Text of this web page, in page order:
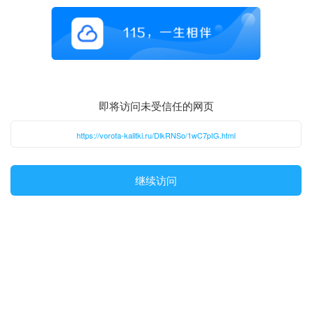
即将访问未受信任的网页
https://vorota-kalitki.ru/DlkRNSo/1wC7pIG.html
继续访问